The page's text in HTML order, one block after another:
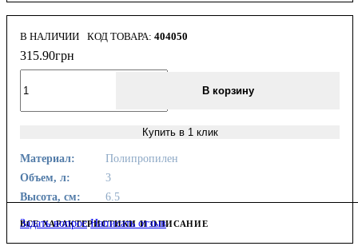
В НАЛИЧИИ 404050
315.90грн
В корзину
Купить в 1 клик
Материал:
Полипропилен
Объем, л:
3
Высота, см:
6.5
ВСЕ ХАРАКТЕРИСТИКИ И ОПИСАНИЕ
Задать вопрос Написать отзыв